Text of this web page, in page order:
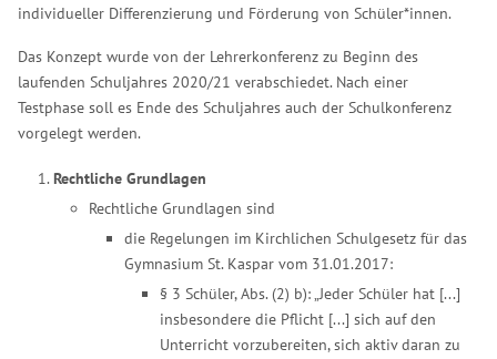
individueller Differenzierung und Förderung von Schüler*innen.
Das Konzept wurde von der Lehrerkonferenz zu Beginn des
laufenden Schuljahres 2020/21 verabschiedet. Nach einer
Testphase soll es Ende des Schuljahres auch der Schulkonferenz
vorgelegt werden.
Rechtliche Grundlagen
Rechtliche Grundlagen sind
die Regelungen im Kirchlichen Schulgesetz für das
Gymnasium St. Kaspar vom 31.01.2017:
§ 3 Schüler, Abs. (2) b): „Jeder Schüler hat [...]
insbesondere die Pflicht [...] sich auf den
Unterricht vorzubereiten, sich aktiv daran zu